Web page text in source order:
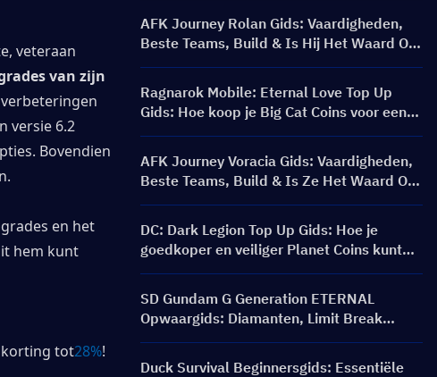
veteraan
van zijn
versie 6.2
Bovendien
en het
hem kunt
korting tot28%!
AFK Journey Rolan Gids: Vaardigheden,
Beste Teams, Build & Is Hij Het Waard Om
Te Pulleren?
Ragnarok Mobile: Eternal Love Top Up
Gids: Hoe koop je Big Cat Coins voor een
betere prijs?
AFK Journey Voracia Gids: Vaardigheden,
Beste Teams, Build & Is Ze Het Waard Om
Te Puller?
DC: Dark Legion Top Up Gids: Hoe je
goedkoper en veiliger Planet Coins kunt
kopen
SD Gundam G Generation ETERNAL
Opwaargids: Diamanten, Limit Break
Packs, Prijzen en Opwaardeermethoden
Duck Survival Beginnersgids: Essentiële